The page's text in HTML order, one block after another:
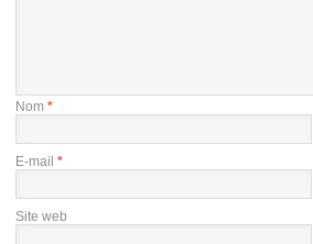
Nom *
E-mail *
Site web